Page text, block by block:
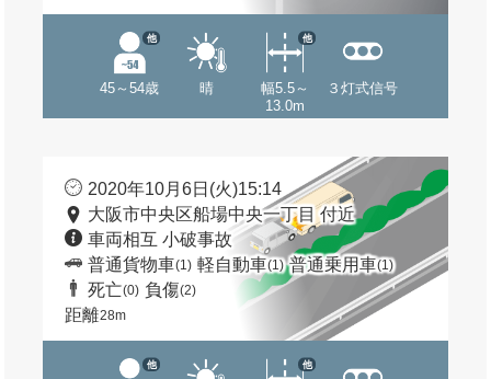
45～54歳
他
晴
幅5.5～
13.0m
他
３灯式信号
2020年10月6日(火)15:14
大阪市中央区船場中央一丁目 付近
車両相互 小破事故
普通貨物車(1) 軽自動車(1) 普通乗用車(1)
死亡(0) 負傷(2)
距離28m
他 他